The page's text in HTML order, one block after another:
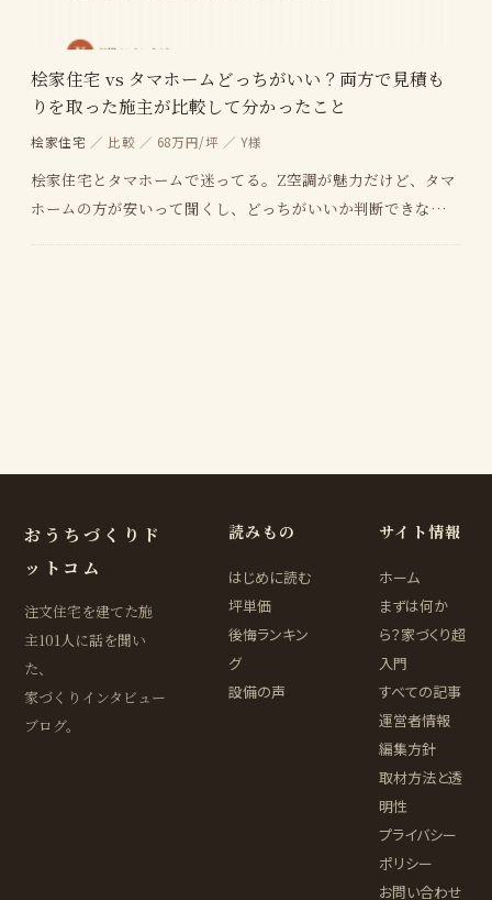
桧家住宅 vs タマホームどっちがいい？両方で見積も
りを取った施主が比較して分かったこと
桧家住宅 ／ 比較 ／ 68万円/坪 ／ Y様
桧家住宅とタマホームで迷ってる。Z空調が魅力だけど、タマ
ホームの方が安いって聞くし、どっちがいいか判断できない。
おうちづくりド
ットコム
注文住宅を建てた施
主101人に話を聞い
た、
家づくりインタビュー
ブログ。
読みもの
はじめに読む
坪単価
後悔ランキン
グ
設備の声
サイト情報
ホーム
まずは何か
ら？家づくり超
入門
すべての記事
運営者情報
編集方針
取材方法と透
明性
プライバシー
ポリシー
お問い合わせ